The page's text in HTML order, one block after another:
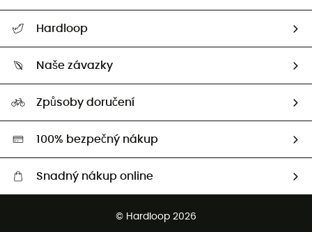
Vrácení zboží a peněz
Hardloop
Naši Ambasadoři
Naše závazky
Second hand
HardGreen
Způsoby doručení
100% bezpečný nákup
Snadný nákup online
Bezplatné vrácení do 100 dnů
© Hardloop 2026